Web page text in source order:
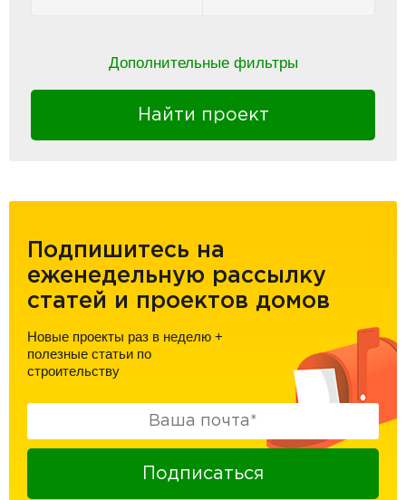
Дополнительные фильтры
Найти проект
Подпишитесь на
еженедельную рассылку
статей и проектов домов
Новые проекты раз в неделю +
полезные статьи по
строительству
Подписаться